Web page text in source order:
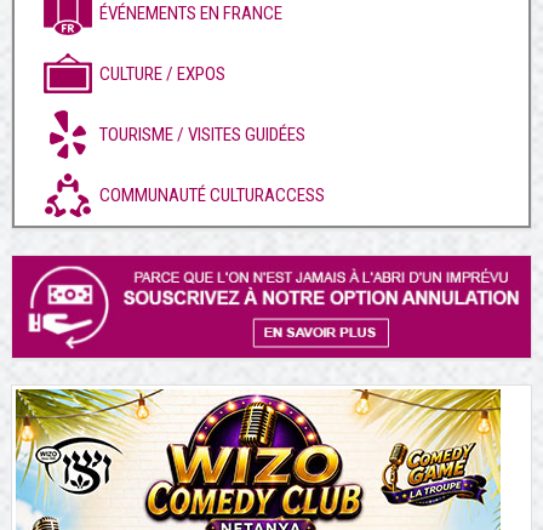
ÉVÉNEMENTS EN FRANCE
CULTURE / EXPOS
TOURISME / VISITES GUIDÉES
COMMUNAUTÉ CULTURACCESS